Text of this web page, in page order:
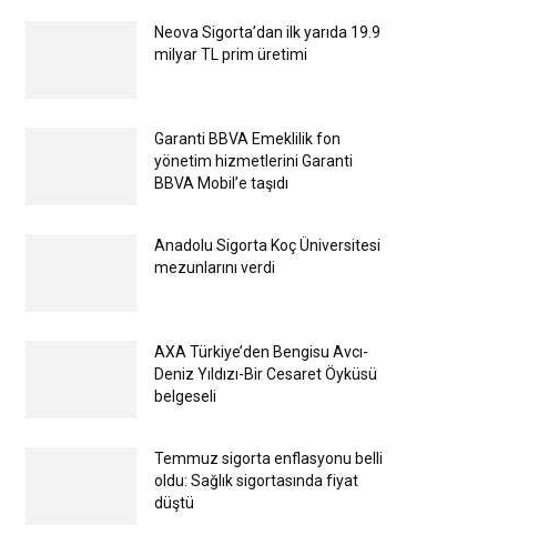
Neova Sigorta’dan ilk yarıda 19.9
milyar TL prim üretimi
Garanti BBVA Emeklilik fon
yönetim hizmetlerini Garanti
BBVA Mobil’e taşıdı
Anadolu Sigorta Koç Üniversitesi
mezunlarını verdi
AXA Türkiye’den Bengisu Avcı-
Deniz Yıldızı-Bir Cesaret Öyküsü
belgeseli
Temmuz sigorta enflasyonu belli
oldu: Sağlık sigortasında fiyat
düştü